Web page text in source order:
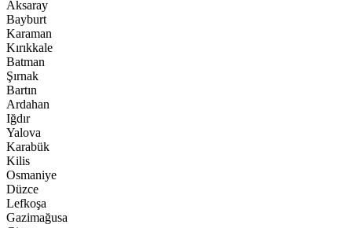
Aksaray
Bayburt
Karaman
Kırıkkale
Batman
Şırnak
Bartın
Ardahan
Iğdır
Yalova
Karabük
Kilis
Osmaniye
Düzce
Lefkoşa
Gazimağusa